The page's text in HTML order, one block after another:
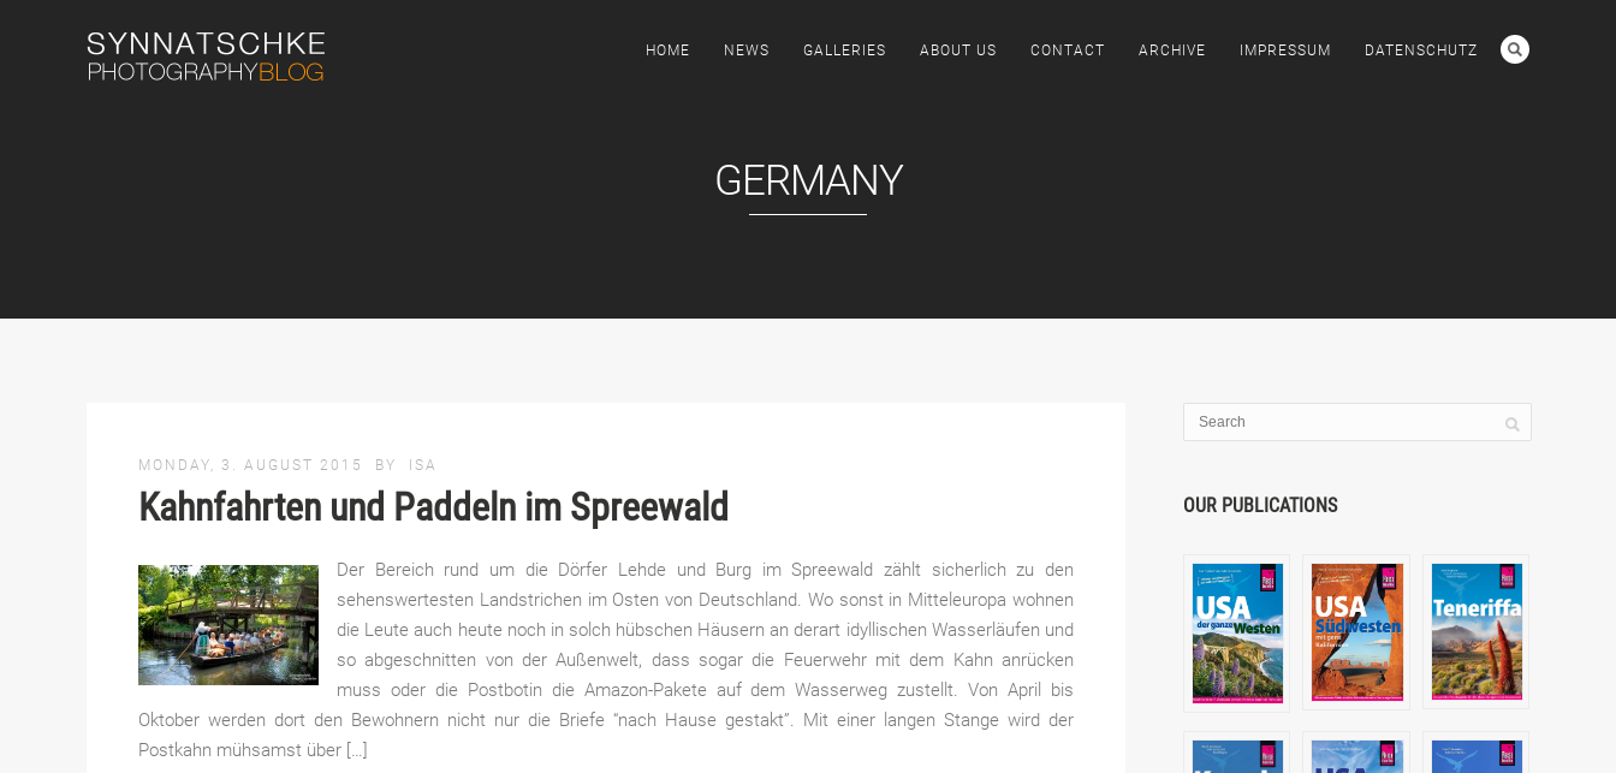
HOME NEWS GALLERIES ABOUT US CONTACT ARCHIVE IMPRESSUM DATENSCHUTZ
GERMANY
MONDAY, 3. AUGUST 2015 BY ISA
Kahnfahrten und Paddeln im Spreewald
Der Bereich rund um die Dörfer Lehde und Burg im Spreewald zählt sicherlich zu den
sehenswertesten Landstrichen im Osten von Deutschland. Wo sonst in Mitteleuropa wohnen
die Leute auch heute noch in solch hübschen Häusern an derart idyllischen Wasserläufen und
so abgeschnitten von der Außenwelt, dass sogar die Feuerwehr mit dem Kahn anrücken
muss oder die Postbotin die Amazon-Pakete auf dem Wasserweg zustellt. Von April bis
Oktober werden dort den Bewohnern nicht nur die Briefe “nach Hause gestakt”. Mit einer langen Stange wird der
Postkahn mühsamst über […]
OUR PUBLICATIONS